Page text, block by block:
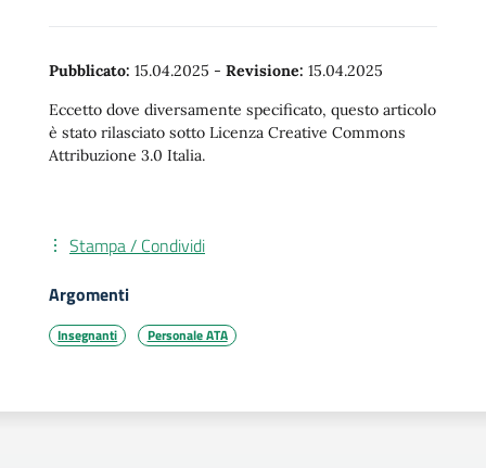
Pubblicato: 15.04.2025 - Revisione: 15.04.2025
Eccetto dove diversamente specificato, questo articolo
è stato rilasciato sotto Licenza Creative Commons
Attribuzione 3.0 Italia.
Stampa / Condividi
Argomenti
Insegnanti Personale ATA